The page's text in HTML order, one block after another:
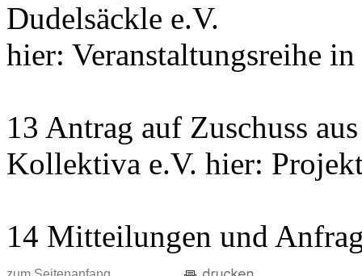
Dudelsäckle e.V.
hier: Veranstaltungsreihe
13 Antrag auf Zuschuss
Kollektiva e.V. hier:
14 Mitteilungen und